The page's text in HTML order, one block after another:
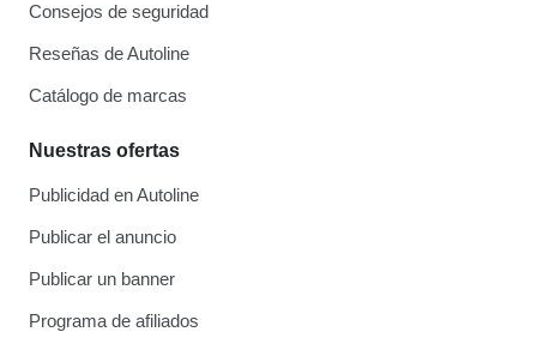
Consejos de seguridad
Reseñas de Autoline
Catálogo de marcas
Nuestras ofertas
Publicidad en Autoline
Publicar el anuncio
Publicar un banner
Programa de afiliados